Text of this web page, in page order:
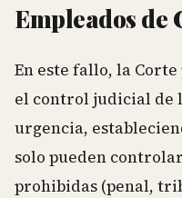
Empleados de
En este fallo, la
el control judicial de
urgencia,
solo pueden
prohibidas (penal,